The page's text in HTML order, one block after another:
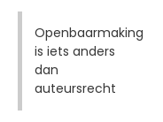
Openbaarmaking
is iets anders
dan
auteursrecht